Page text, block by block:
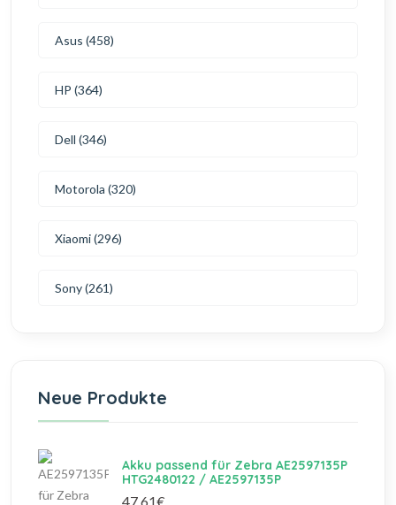
Asus (458)
HP (364)
Dell (346)
Motorola (320)
Xiaomi (296)
Sony (261)
Neue Produkte
Akku passend für Zebra AE2597135P
HTG2480122 / AE2597135P
47.61€